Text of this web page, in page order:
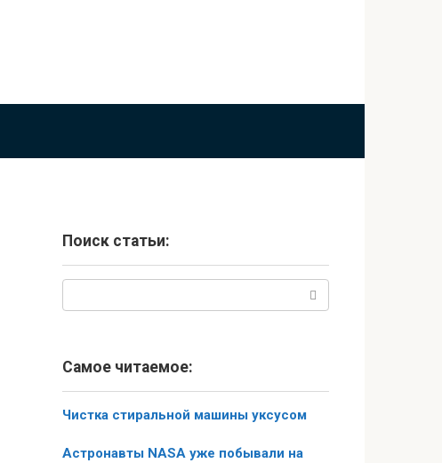
Поиск статьи:
Самое читаемое:
Чистка стиральной машины уксусом
Астронавты NASA уже побывали на